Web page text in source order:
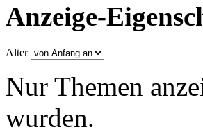
Anzeige-
Alter
Nur Themen
wurden.